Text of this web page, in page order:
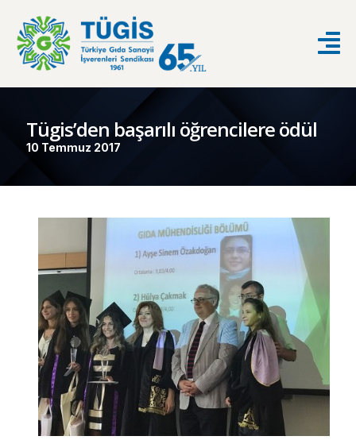
Tügis’den başarılı öğrencilere ödül
10 Temmuz 2017